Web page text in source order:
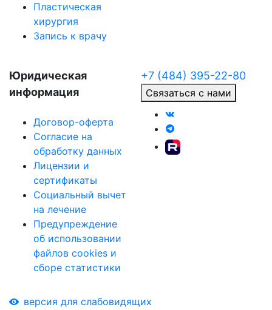
Пластическая
хирургия
Запись к врачу
Юридическая
информация
Договор-оферта
Согласие на
обработку данных
Лицензии и
сертификаты
Социальный вычет
на лечение
Предупреждение
об использовании
файлов cookies и
сборе статистики
+7 (484) 395-22-80
Связаться с нами
версия для слабовидящих